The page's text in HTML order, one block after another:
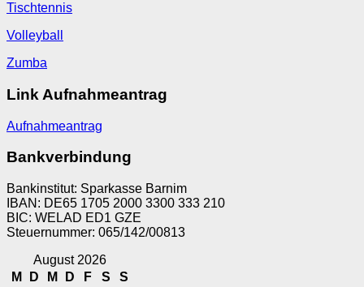
Tischtennis
Volleyball
Zumba
Link Aufnahmeantrag
Aufnahmeantrag
Bankverbindung
Bankinstitut: Sparkasse Barnim
IBAN: DE65 1705 2000 3300 333 210
BIC: WELAD ED1 GZE
Steuernummer: 065/142/00813
August 2026
M
D M D F S
S